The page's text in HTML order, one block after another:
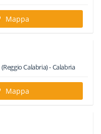
Mappa
(Reggio Calabria) -Calabria
Mappa